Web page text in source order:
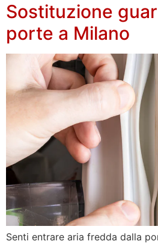
Sostituzione
porte a Milano
Senti entrare aria fredda dalla